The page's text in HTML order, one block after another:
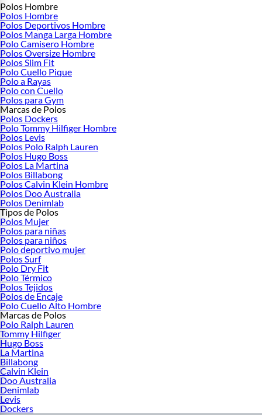
Polos Hombre
Polos Hombre
Polos Deportivos Hombre
Polos Manga Larga Hombre
Polo Camisero Hombre
Polos Oversize Hombre
Polos Slim Fit
Polo Cuello Pique
Polo a Rayas
Polo con Cuello
Polos para Gym
Marcas de Polos
Polos Dockers
Polo Tommy Hilfiger Hombre
Polos Levis
Polos Polo Ralph Lauren
Polos Hugo Boss
Polos La Martina
Polos Billabong
Polos Calvin Klein Hombre
Polos Doo Australia
Polos Denimlab
Tipos de Polos
Polos Mujer
Polos para niñas
Polos para niños
Polo deportivo mujer
Polos Surf
Polo Dry Fit
Polo Térmico
Polos Tejidos
Polos de Encaje
Polo Cuello Alto Hombre
Marcas de Polos
Polo Ralph Lauren
Tommy Hilfiger
Hugo Boss
La Martina
Billabong
Calvin Klein
Doo Australia
Denimlab
Levis
Dockers